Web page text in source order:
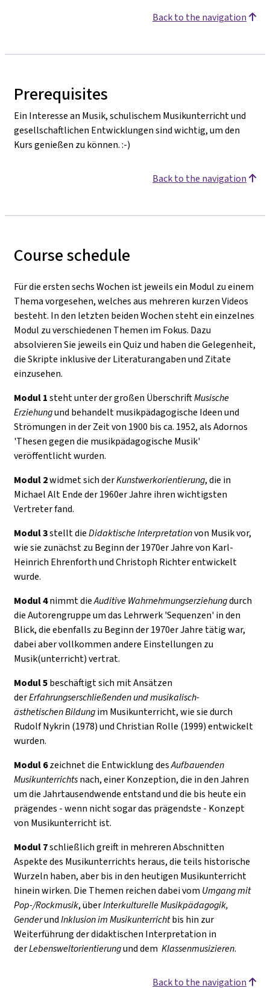
Back to the navigation
Prerequisites
Ein Interesse an Musik, schulischem Musikunterricht und
gesellschaftlichen Entwicklungen sind wichtig, um den
Kurs genießen zu können. :-)
Back to the navigation
Course schedule
Für die ersten sechs Wochen ist jeweils ein Modul zu einem
Thema vorgesehen, welches aus mehreren kurzen Videos
besteht. In den letzten beiden Wochen steht ein einzelnes
Modul zu verschiedenen Themen im Fokus. Dazu
absolvieren Sie jeweils ein Quiz und haben die Gelegenheit,
die Skripte inklusive der Literaturangaben und Zitate
einzusehen.
Modul 1steht unter der großen ÜberschriftMusische
Erziehungund behandelt musikpädagogische Ideen und
Strömungen in der Zeit von 1900 bis ca. 1952, als Adornos
'Thesen gegen die musikpädagogische Musik'
veröffentlicht wurden.
Modul 2widmet sich derKunstwerkorientierung, die in
Michael Alt Ende der 1960er Jahre ihren wichtigsten
Vertreter fand.
Modul 3stellt dieDidaktische Interpretationvon Musik vor,
wie sie zunächst zu Beginn der 1970er Jahre von Karl-
Heinrich Ehrenforth und Christoph Richter entwickelt
wurde.
Modul 4nimmt dieAuditive Wahrnehmungserziehungdurch
die Autorengruppe um das Lehrwerk 'Sequenzen' in den
Blick, die ebenfalls zu Beginn der 1970er Jahre tätig war,
dabei aber vollkommen andere Einstellungen zu
Musik(unterricht) vertrat.
Modul 5beschäftigt sich mit Ansätzen
derErfahrungserschließenden und musikalisch-
ästhetischen Bildungim Musikunterricht, wie sie durch
Rudolf Nykrin (1978) und Christian Rolle (1999) entwickelt
wurden.
Modul 6zeichnet die Entwicklung desAufbauenden
Musikunterrichtsnach, einer Konzeption, die in den Jahren
um die Jahrtausendwende entstand und die bis heute ein
prägendes - wenn nicht sogar das prägendste - Konzept
von Musikunterricht ist.
Modul 7schließlich greift in mehreren Abschnitten
Aspekte des Musikunterrichts heraus, die teils historische
Wurzeln haben, aber bis in den heutigen Musikunterricht
hinein wirken. Die Themen reichen dabei vom Umgang mit
Pop-/Rockmusik, überInterkulturelle Musikpädagogik,
GenderundInklusionim Musikunterrichtbis hin zur
Weiterführung der didaktischen Interpretation in
derLebensweltorientierungund dem Klassenmusizieren.
Back to the navigation